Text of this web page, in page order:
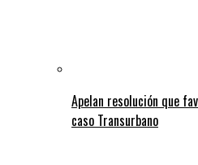
Apelan resolución que
caso Transurbano